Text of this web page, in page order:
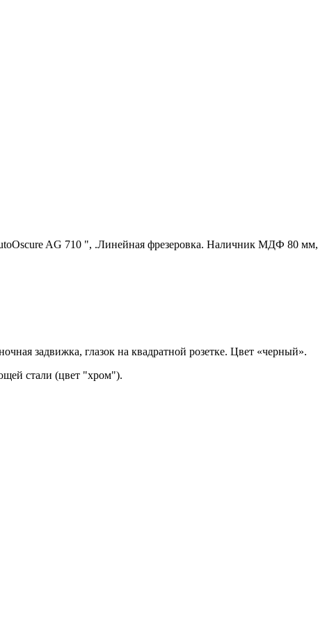
AG 710 ", .Линейная фрезеровка. Наличник МДФ 80 мм,
задвижка, глазок на квадратной розетке. Цвет «черный».
стали (цвет "хром").